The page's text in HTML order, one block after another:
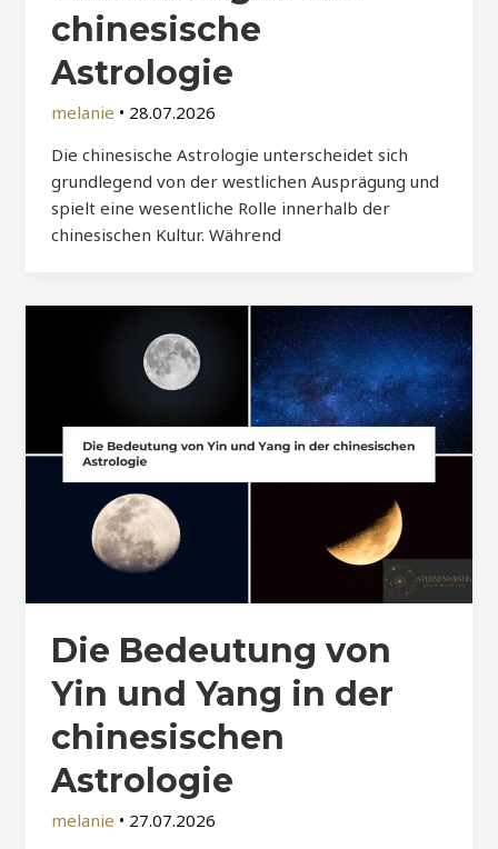
chinesische
Astrologie
melanie • 28.07.2026
Die chinesische Astrologie unterscheidet sich
grundlegend von der westlichen Ausprägung und
spielt eine wesentliche Rolle innerhalb der
chinesischen Kultur. Während
Die Bedeutung von
Yin und Yang in der
chinesischen
Astrologie
melanie • 27.07.2026